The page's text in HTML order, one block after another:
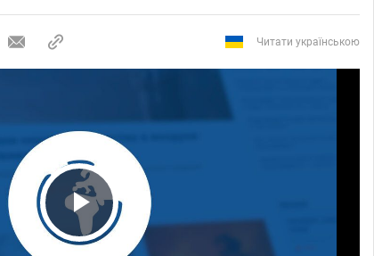
Читати українською
Play Video